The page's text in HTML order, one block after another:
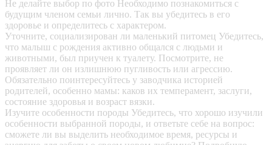
Не делайте выбор по фото Необходимо познакомиться с
будущим членом семьи лично. Так вы убедитесь в его
здоровье и определитесь с характером.
Уточните, социализирован ли маленький питомец Убедитесь,
что малыш с рождения активно общался с людьми и
животными, был приучен к туалету. Посмотрите, не
проявляет ли он излишнюю пугливость или агрессию.
Обязательно поинтересуйтесь у заводчика историей
родителей, особенно мамы: каков их темперамент, заслуги,
состояние здоровья и возраст вязки.
Изучите особенности породы Убедитесь, что хорошо изучили
особенности выбранной породы, и ответьте себе на вопрос:
сможете ли вы выделить необходимое время, ресурсы и